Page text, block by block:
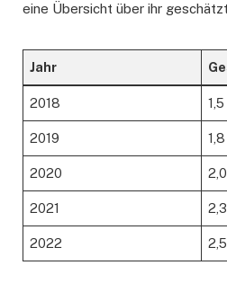
eine Übersicht über ihr
Jahr
2018
2019
2020
2021
2022